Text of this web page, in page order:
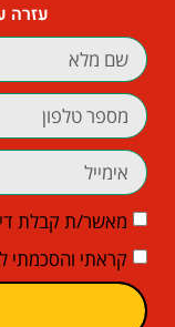
עזרה
מאשר/ת קבלת
קראתי והסכמתי ל